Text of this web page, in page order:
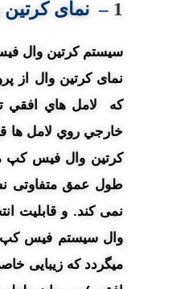
1
– نمای کرتین
سیستم کرتین وال
نمای کرتین وال از
که لامل هاي افقي
خارجي روي لامل ها
کرتین وال فیس کپ
نمی کند. و قابلیت
میگردد که زیبایی